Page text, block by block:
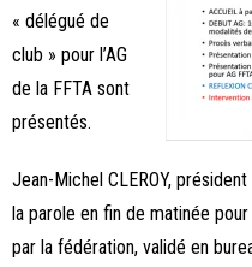
« délégué de
club » pour l’AG
de la FFTA sont
présentés.
Jean-Michel CLEROY,
la parole en fin de matinée
par la fédération, validé en